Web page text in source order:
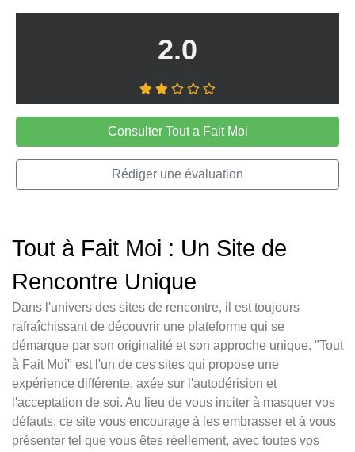
2.0
Consulter Tout a Fait Moi
Rédiger une évaluation
Tout à Fait Moi : Un Site de
Rencontre Unique
Dans l'univers des sites de rencontre, il est toujours
rafraîchissant de découvrir une plateforme qui se
démarque par son originalité et son approche unique. "Tout
à Fait Moi" est l'un de ces sites qui propose une
expérience différente, axée sur l'autodérision et
l'acceptation de soi. Au lieu de vous inciter à masquer vos
défauts, ce site vous encourage à les embrasser et à vous
présenter tel que vous êtes réellement, avec toutes vos